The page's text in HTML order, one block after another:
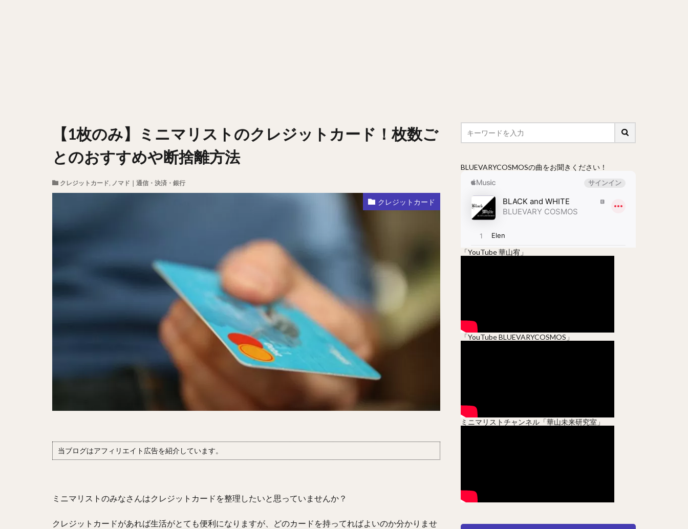
【1枚のみ】ミニマリストのクレジットカード！枚数ご
とのおすすめや断捨離方法
クレジットカード, ノマド｜通信・決済・銀行
クレジットカード
当ブログはアフィリエイト広告を紹介しています。
ミニマリストのみなさんはクレジットカードを整理したいと思っていませんか？
クレジットカードがあれば生活がとても便利になりますが、どのカードを持ってればよいのか分かりませ
BLUEVARYCOSMOSの曲をお聞きください！
「YouTube 華山宥」
「YouTube BLUEVARYCOSMOS」
ミニマリストチャンネル「華山未来研究室」